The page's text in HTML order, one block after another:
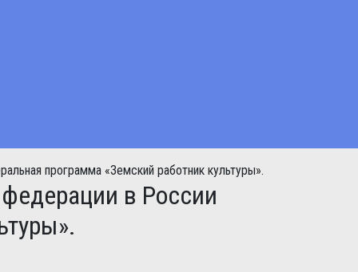
программа «Земский работник культуры».
в России